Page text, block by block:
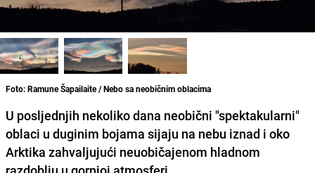
Foto: Ramune Šapailaite / Nebo sa neobičnim oblacima
U posljednjih nekoliko dana neobični "spektakularni"
oblaci u duginim bojama sijaju na nebu iznad i oko
Arktika zahvaljujući neuobičajenom hladnom